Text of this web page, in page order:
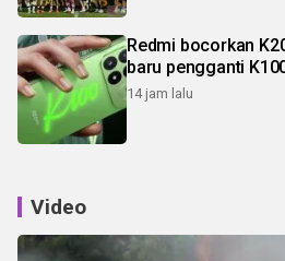
Redmi bocorkan
baru pengganti
14 jam lalu
Video